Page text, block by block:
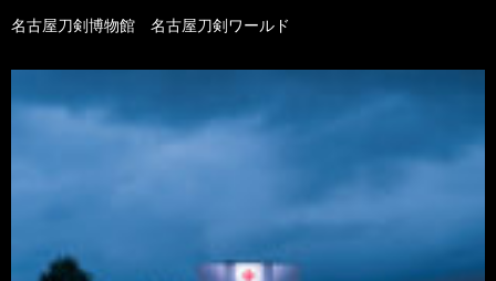
名古屋刀剣博物館 名古屋刀剣ワールド